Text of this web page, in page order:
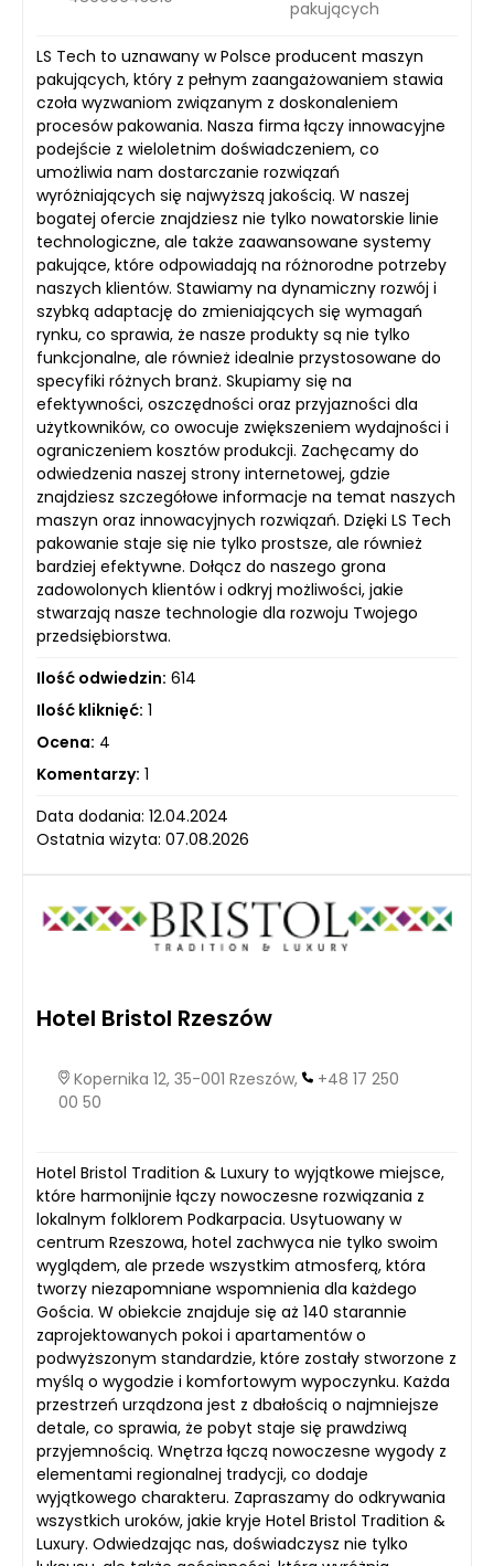
pakujących
LS Tech to uznawany w Polsce producent maszyn
pakujących, który z pełnym zaangażowaniem stawia
czoła wyzwaniom związanym z doskonaleniem
procesów pakowania. Nasza firma łączy innowacyjne
podejście z wieloletnim doświadczeniem, co
umożliwia nam dostarczanie rozwiązań
wyróżniających się najwyższą jakością. W naszej
bogatej ofercie znajdziesz nie tylko nowatorskie linie
technologiczne, ale także zaawansowane systemy
pakujące, które odpowiadają na różnorodne potrzeby
naszych klientów. Stawiamy na dynamiczny rozwój i
szybką adaptację do zmieniających się wymagań
rynku, co sprawia, że nasze produkty są nie tylko
funkcjonalne, ale również idealnie przystosowane do
specyfiki różnych branż. Skupiamy się na
efektywności, oszczędności oraz przyjazności dla
użytkowników, co owocuje zwiększeniem wydajności i
ograniczeniem kosztów produkcji. Zachęcamy do
odwiedzenia naszej strony internetowej, gdzie
znajdziesz szczegółowe informacje na temat naszych
maszyn oraz innowacyjnych rozwiązań. Dzięki LS Tech
pakowanie staje się nie tylko prostsze, ale również
bardziej efektywne. Dołącz do naszego grona
zadowolonych klientów i odkryj możliwości, jakie
stwarzają nasze technologie dla rozwoju Twojego
przedsiębiorstwa.
Ilość odwiedzin: 614
Ilość kliknięć: 1
Ocena: 4
Komentarzy: 1
Data dodania: 12.04.2024
Ostatnia wizyta: 07.08.2026
Hotel Bristol Rzeszów
Kopernika 12, 35-001 Rzeszów,
+48 17 250
00 50
Hotel Bristol Tradition & Luxury to wyjątkowe miejsce,
które harmonijnie łączy nowoczesne rozwiązania z
lokalnym folklorem Podkarpacia. Usytuowany w
centrum Rzeszowa, hotel zachwyca nie tylko swoim
wyglądem, ale przede wszystkim atmosferą, która
tworzy niezapomniane wspomnienia dla każdego
Gościa. W obiekcie znajduje się aż 140 starannie
zaprojektowanych pokoi i apartamentów o
podwyższonym standardzie, które zostały stworzone z
myślą o wygodzie i komfortowym wypoczynku. Każda
przestrzeń urządzona jest z dbałością o najmniejsze
detale, co sprawia, że pobyt staje się prawdziwą
przyjemnością. Wnętrza łączą nowoczesne wygody z
elementami regionalnej tradycji, co dodaje
wyjątkowego charakteru. Zapraszamy do odkrywania
wszystkich uroków, jakie kryje Hotel Bristol Tradition &
Luxury. Odwiedzając nas, doświadczysz nie tylko